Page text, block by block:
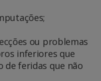
ou problemas
inferiores que
de feridas que não